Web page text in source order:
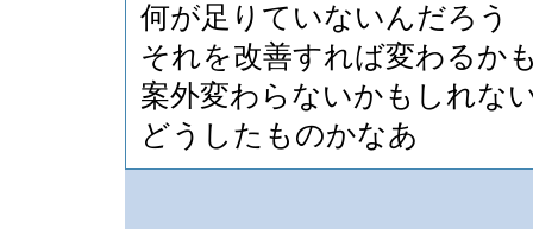
何が足りていないんだろう
それを改善すれば変わるか
案外変わらないかもしれな
どうしたものかなあ